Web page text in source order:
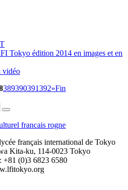
Tokyo édition 2014 en images et en
vidéo
389390391392»Fin
français international de Tokyo
Kita-ku, 114-0023 Tokyo
+81 (0)3 6823 6580